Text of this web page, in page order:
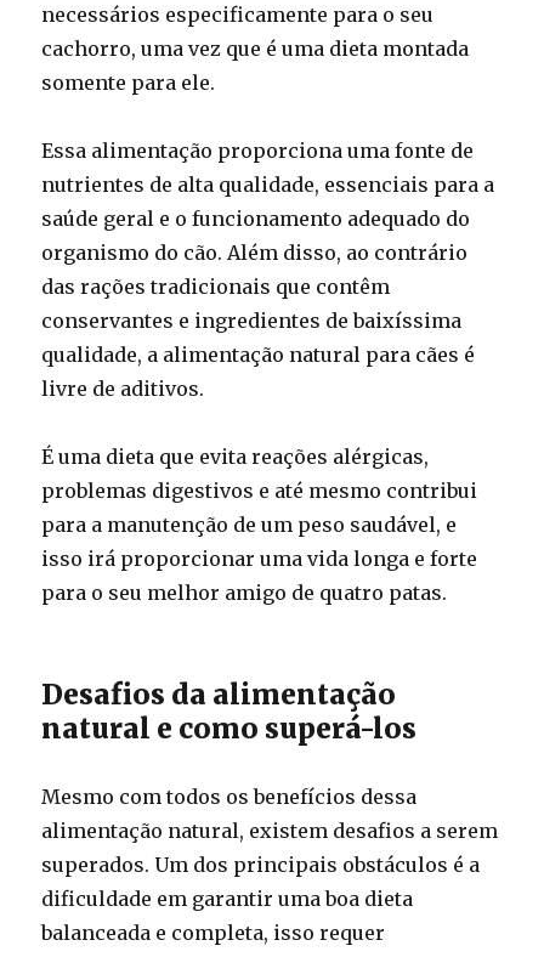
necessários especificamente para o seu
cachorro, uma vez que é uma dieta montada
somente para ele.
Essa alimentação proporciona uma fonte de
nutrientes de alta qualidade, essenciais para a
saúde geral e o funcionamento adequado do
organismo do cão. Além disso, ao contrário
das rações tradicionais que contêm
conservantes e ingredientes de baixíssima
qualidade, a alimentação natural para cães é
livre de aditivos.
É uma dieta que evita reações alérgicas,
problemas digestivos e até mesmo contribui
para a manutenção de um peso saudável, e
isso irá proporcionar uma vida longa e forte
para o seu melhor amigo de quatro patas.
Desafios da alimentação
natural e como superá-los
Mesmo com todos os benefícios dessa
alimentação natural, existem desafios a serem
superados. Um dos principais obstáculos é a
dificuldade em garantir uma boa dieta
balanceada e completa, isso requer